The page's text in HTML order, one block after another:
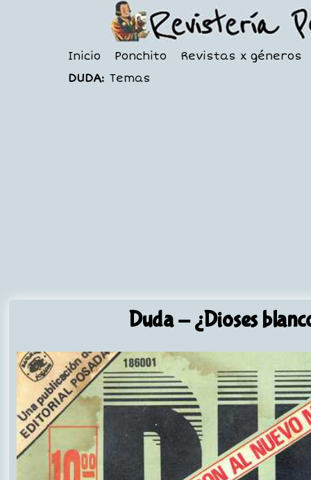
Inicio Ponchito
Revistas x géneros
DUDA: Temas
Duda- ¿Dioses